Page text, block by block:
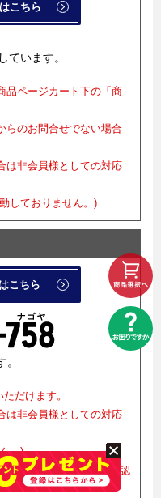
こちら
ています。
品ページカート下の「商
らのお問合せでない場合
は非会員様としての対応
しておりません。)
こちら
だけます。
は非会員様としての対応
。)
定にはメールでのご確認